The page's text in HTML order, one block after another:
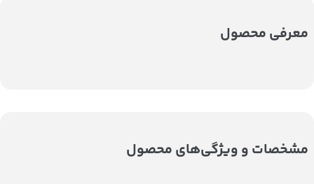
معرفی محصول
مشخصات و ویژگی‌های محصول